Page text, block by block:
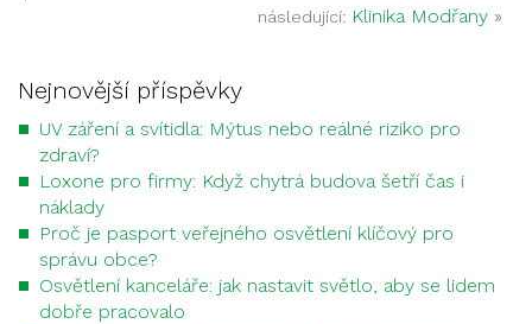
následující: Klinika Modřany »
Nejnovější příspěvky
UV záření a svítidla: Mýtus nebo reálné riziko pro
zdraví?
Loxone pro firmy: Když chytrá budova šetří čas i
náklady
Proč je pasport veřejného osvětlení klíčový pro
správu obce?
Osvětlení kanceláře: jak nastavit světlo, aby se lidem
dobře pracovalo